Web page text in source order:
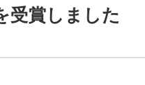
受賞しました